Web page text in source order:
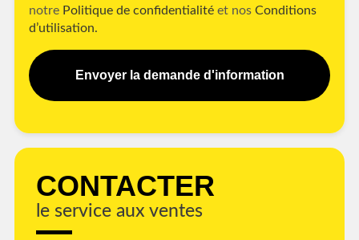
notre Politique de confidentialité et nos Conditions
d’utilisation.
Envoyer la demande d'information
CONTACTER
le service aux ventes